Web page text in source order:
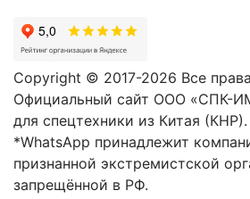
Copyright © 2017-2026 Все
Официальный сайт ООО «СПК-
для спецтехники из Китая (КНР).
*WhatsApp принадлежит
признанной экстремистской
запрещённой в РФ.